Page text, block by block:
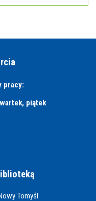
pracy:
piątek
Tomyśl